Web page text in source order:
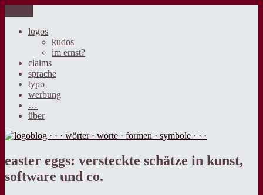
Inhalt
springen
logoblog · · · wörter · worte · formen · symbole · · ·
der blog über sprache, design und werbung.
logos
kudos
im ernst?
claims
sprache
typo
werbung
…
über
easter eggs: versteckte schätze in kunst,
software und co.